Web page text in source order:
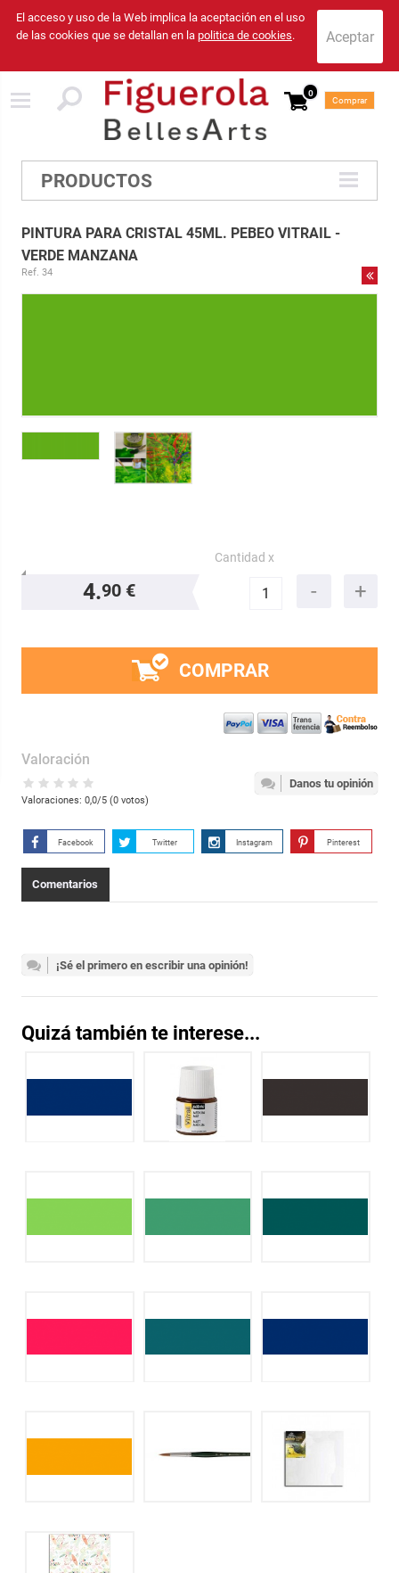
El acceso y uso de la Web implica la aceptación en el uso
de las cookies que se detallan en la politica de cookies.
0
Comprar
PRODUCTOS
PINTURA PARA CRISTAL 45ML. PEBEO VITRAIL -
VERDE MANZANA
Ref. 34
4.90 €
Cantidad x
COMPRAR
Danos tu opinión
Valoración
Valoraciones: 0,0/5 (0votos)
Facebook Twitter Instagram Pinterest
Comentarios
¡Sé el primero en escribir una opinión!
Quizá también te interese...